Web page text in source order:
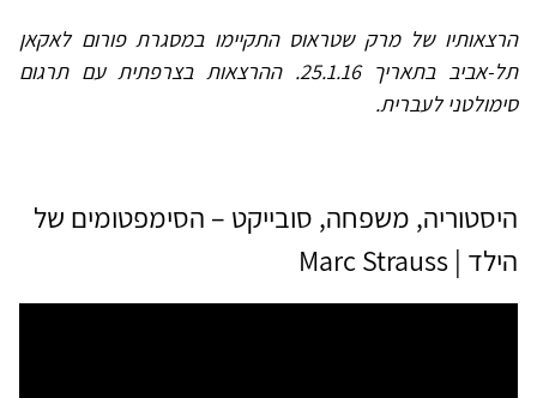
הרצאותיו של מרק שטראוס התקיימו במסגרת פורום לאקאן
תל-אביב בתאריך 25.1.16. ההרצאות בצרפתית עם תרגום
סימולטני לעברית.
היסטוריה, משפחה, סובייקט – הסימפטומים של
הילד | Marc Strauss